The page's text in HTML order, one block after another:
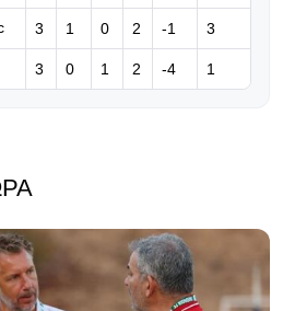
επίθεση»
| 08:39
υπόσχεται τον τελικό
| 17:32
να παραιτηθείς για να
το ποδόσφαιρο»
3 1 0 2 -1 3
3 0 1 2 -4 1